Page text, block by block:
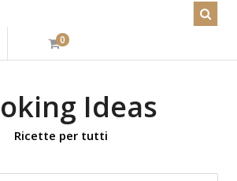
0
Ideas
Ricette per tutti